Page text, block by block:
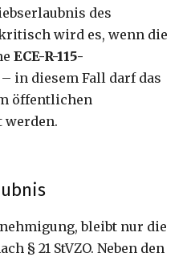
des
wird es, wenn die
ECE-R-115-
in diesem Fall darf das
öffentlichen
werden.
bleibt nur die
§ 21 StVZO. Neben den